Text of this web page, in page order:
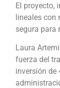
El proyecto,
lineales con
segura para
Laura
fuerza del
inversión de